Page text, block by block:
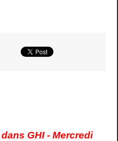
GHI - Mercredi